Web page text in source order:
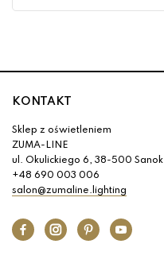
KONTAKT
Sklep z oświetleniem
ZUMA-LINE
ul. Okulickiego 6, 38-500 Sanok
+48 690 003 006
salon@zumaline.lighting